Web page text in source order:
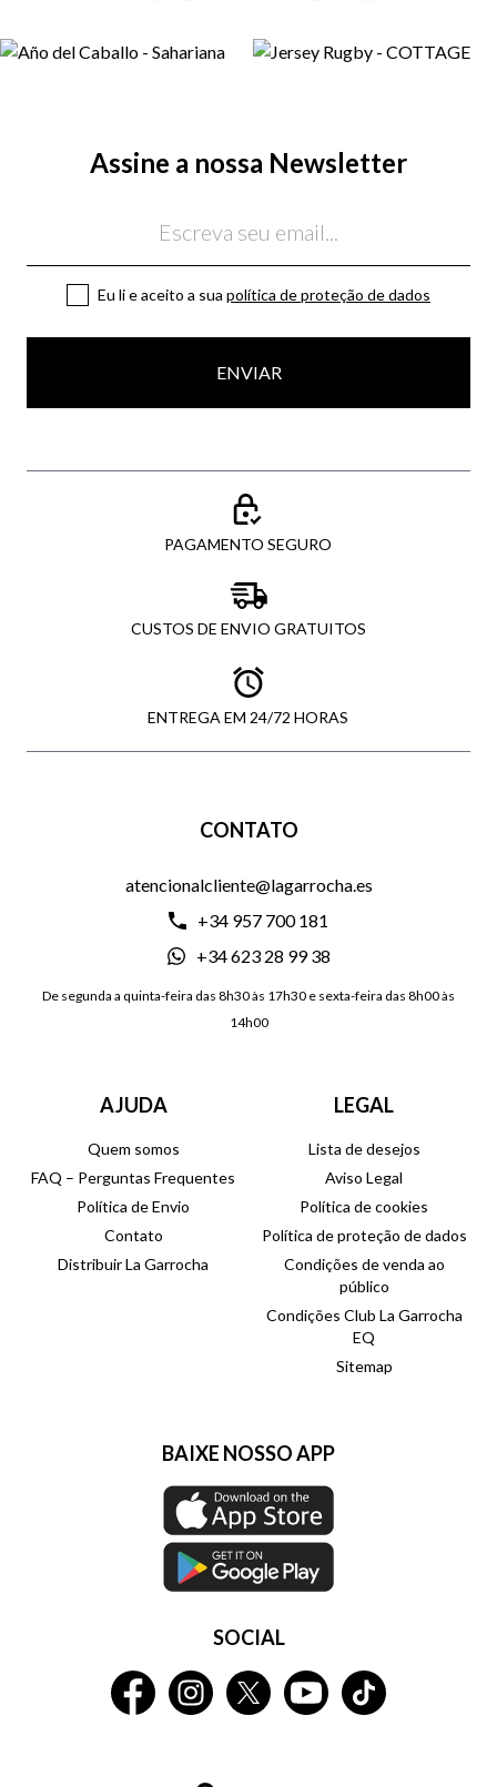
Assine a nossa Newsletter
Eu li e aceito a sua política de proteção de dados
ENVIAR
PAGAMENTO SEGURO
CUSTOS DE ENVIO GRATUITOS
ENTREGA EM 24/72 HORAS
CONTATO
atencionalcliente@lagarrocha.es
+34 957 700 181
+34 623 28 99 38
De segunda a quinta-feira das 8h30 às 17h30 e sexta-feira das 8h00 às
14h00
AJUDA
Quem somos
FAQ – Perguntas Frequentes
Política de Envio
Contato
Distribuir La Garrocha
LEGAL
Lista de desejos
Aviso Legal
Política de cookies
Política de proteção de dados
Condições de venda ao
público
Condições Club La Garrocha
EQ
Sitemap
BAIXE NOSSO APP
SOCIAL